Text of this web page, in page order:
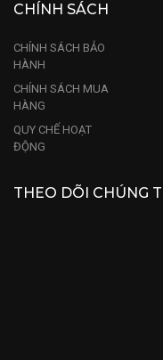
CHÍNH SÁCH
CHÍNH SÁCH BẢO
HÀNH
CHÍNH SÁCH MUA
HÀNG
QUY CHẾ HOẠT
ĐỘNG
THEO DÕI CHÚNG